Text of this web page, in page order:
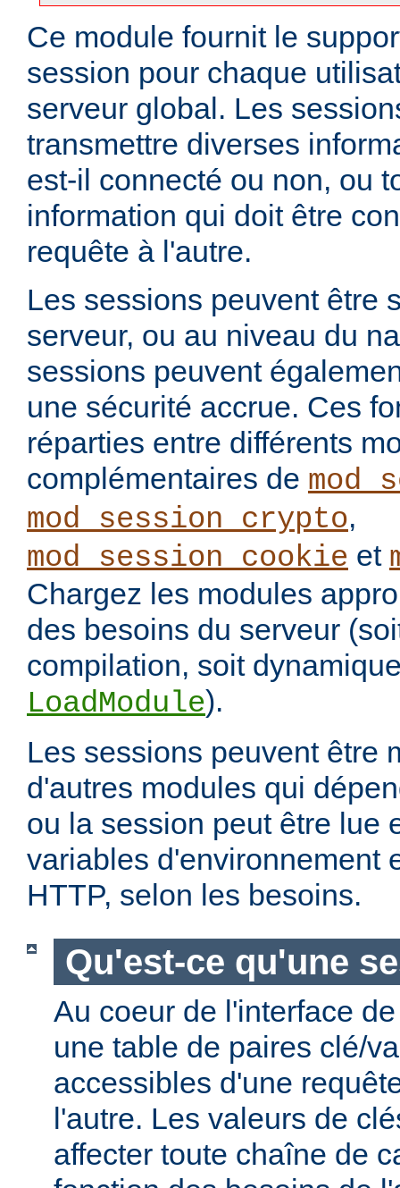
Ce module fournit le
session pour chaque
serveur global. Les
transmettre diverses
est-il connecté ou non, ou
information qui doit être
requête à l'autre.
Les sessions peuvent être
serveur, ou au niveau du
sessions peuvent
une sécurité accrue. Ces
réparties entre différents
complémentaires de
mod_session_crypto,
mod_session_cookie et
Chargez les modules
des besoins du serveur
compilation, soit
LoadModule).
Les sessions peuvent être
d'autres modules qui
ou la session peut être lue
variables d'environnement
HTTP, selon les besoins.
Qu'est-ce qu'une
Au coeur de l'interface
une table de paires clé/
accessibles d'une
l'autre. Les valeurs de
affecter toute chaîne de